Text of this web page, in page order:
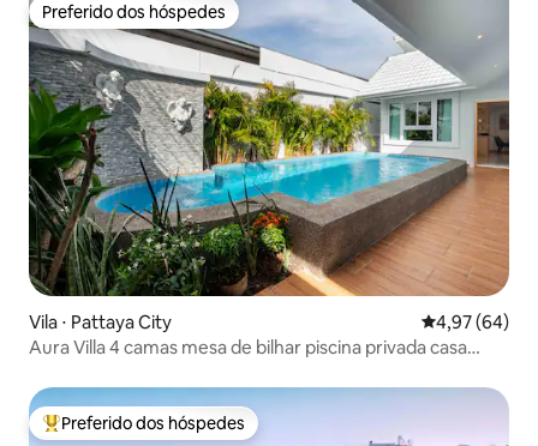
Preferido dos hóspedes
Preferido dos hóspedes
Vila ⋅ Pattaya City 4,97 de uma
4,97 (64)
Aura Villa 4 camas mesa de bilhar piscina privada casa
Entre os melhores preferidos dos hóspedes
Preferido dos hóspedes